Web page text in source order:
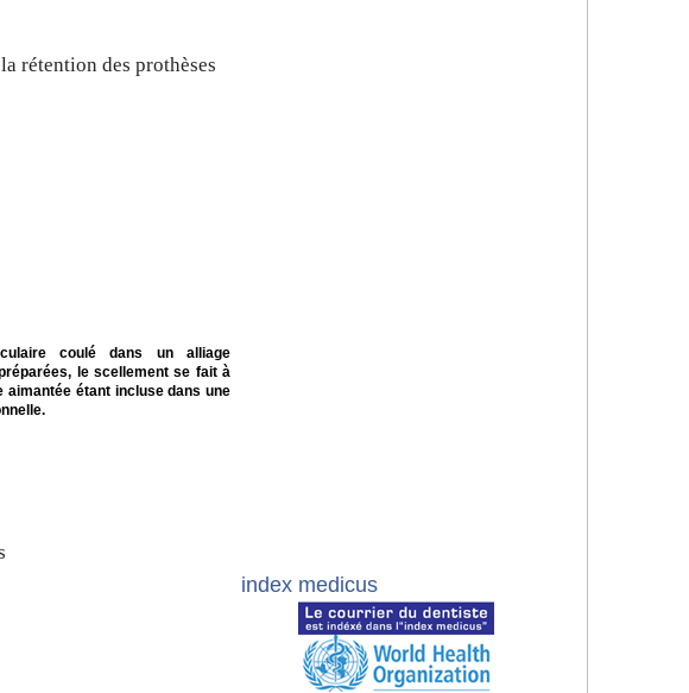
rétention des prothèses
coulé dans un alliage
le scellement se fait à
aimantée étant incluse dans une
index medicus